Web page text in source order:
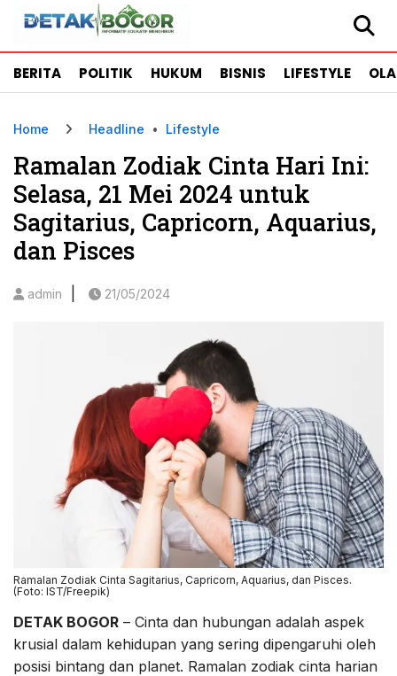
BERITA POLITIK HUKUM BISNIS LIFESTYLE
Home Headline • Lifestyle
Ramalan Zodiak Cinta Hari Ini:
Selasa, 21 Mei 2024 untuk
Sagitarius, Capricorn, Aquarius,
dan Pisces
admin 21/05/2024
Ramalan Zodiak Cinta Sagitarius, Capricorn, Aquarius, dan Pisces.
(Foto: IST/Freepik)
DETAK BOGOR – Cinta dan hubungan adalah aspek
krusial dalam kehidupan yang sering dipengaruhi oleh
posisi bintang dan planet. Ramalan zodiak cinta harian